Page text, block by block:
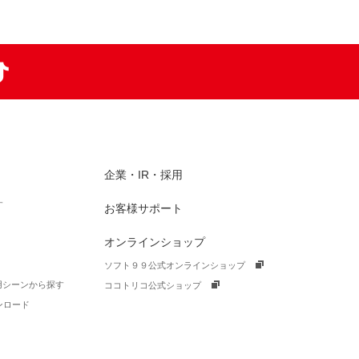
ーンから探す
ロード
企業・IR・採用
お客様サポート
オンラインショップ
ソフト９９公式オンラインショップ
ココトリコ公式ショップ